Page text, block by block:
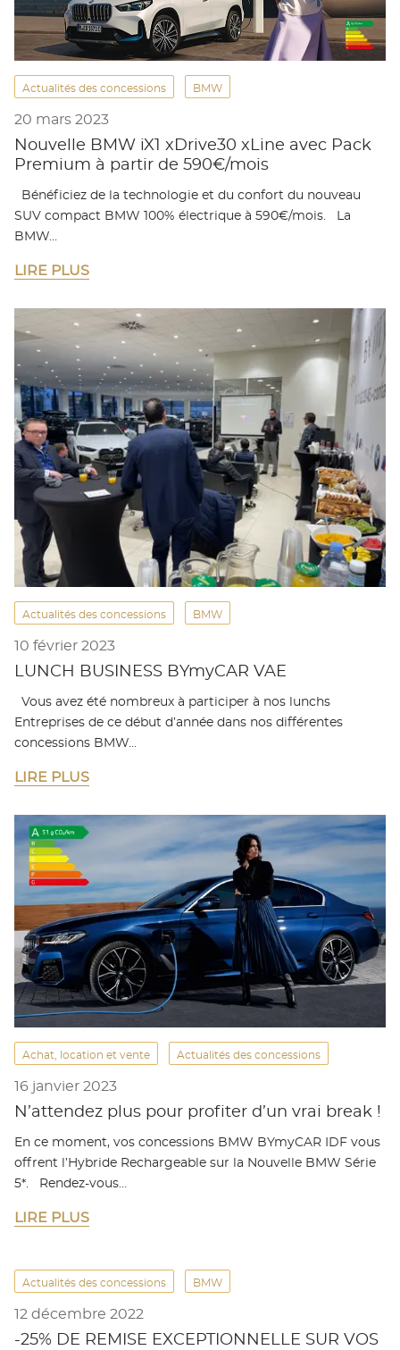
Actualités des concessions BMW
20 mars 2023
Nouvelle BMW iX1 xDrive30 xLine avec Pack
Premium à partir de 590€/mois
Bénéficiez de la technologie et du confort du nouveau
SUV compact BMW 100% électrique à 590€/mois. La
BMW…
LIRE PLUS
Actualités des concessions BMW
10 février 2023
LUNCH BUSINESS BYmyCAR VAE
Vous avez été nombreux à participer à nos lunchs
Entreprises de ce début d’année dans nos différentes
concessions BMW…
LIRE PLUS
Achat, location et vente Actualités des concessions
16 janvier 2023
N’attendez plus pour profiter d’un vrai break !
En ce moment, vos concessions BMW BYmyCAR IDF vous
offrent l’Hybride Rechargeable sur la Nouvelle BMW Série
5*. Rendez-vous…
LIRE PLUS
Actualités des concessions BMW
12 décembre 2022
-25% DE REMISE EXCEPTIONNELLE SUR VOS